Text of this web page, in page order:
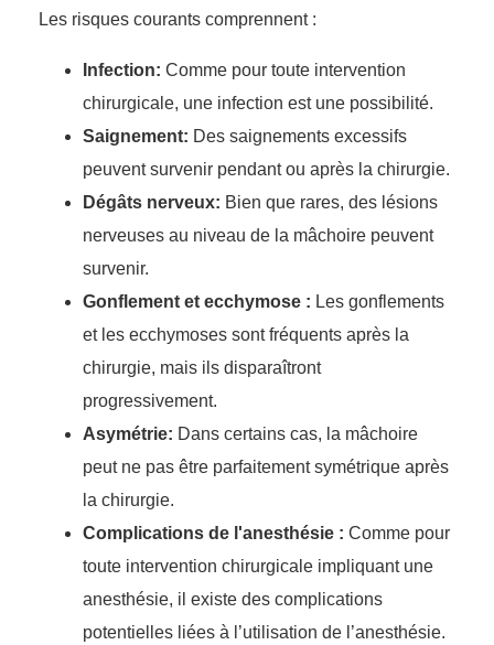
Les risques courants comprennent :
Infection: Comme pour toute intervention
chirurgicale, une infection est une possibilité.
Saignement: Des saignements excessifs
peuvent survenir pendant ou après la chirurgie.
Dégâts nerveux: Bien que rares, des lésions
nerveuses au niveau de la mâchoire peuvent
survenir.
Gonflement et ecchymose : Les gonflements
et les ecchymoses sont fréquents après la
chirurgie, mais ils disparaîtront
progressivement.
Asymétrie: Dans certains cas, la mâchoire
peut ne pas être parfaitement symétrique après
la chirurgie.
Complications de l'anesthésie : Comme pour
toute intervention chirurgicale impliquant une
anesthésie, il existe des complications
potentielles liées à l’utilisation de l’anesthésie.